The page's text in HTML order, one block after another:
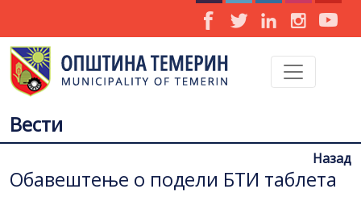
Вести
Назад
Обавештење о подели БТИ таблета